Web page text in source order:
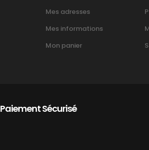
Mes adresses
Mes informations
Mon panier
Paiement Sécurisé